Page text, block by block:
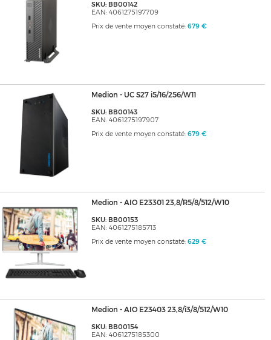
SKU: BB00142
EAN: 4061275197709
Prix de vente moyen constaté: 679 €
Medion - UC S27 i5/16/256/W11
SKU: BB00143
EAN: 4061275197907
Prix de vente moyen constaté: 679 €
Medion - AIO E23301 23,8/R5/8/512/W10
SKU: BB00153
EAN: 4061275185713
Prix de vente moyen constaté: 629 €
Medion - AIO E23403 23,8/i3/8/512/W10
SKU: BB00154
EAN: 4061275185300